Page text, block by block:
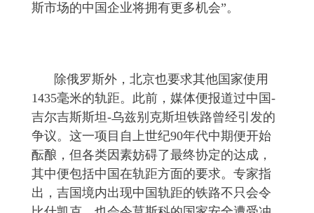
斯市场的中国企业将拥有更多机会”。
除俄罗斯外，北京也要求其他国家使用
1435毫米的轨距。此前，媒体便报道过中国-
吉尔吉斯斯坦-乌兹别克斯坦铁路曾经引发的
争议。这一项目自上世纪90年代中期便开始
酝酿，但各类因素妨碍了最终协定的达成，
其中便包括中国在轨距方面的要求。专家指
出，吉国境内出现中国轨距的铁路不只会令